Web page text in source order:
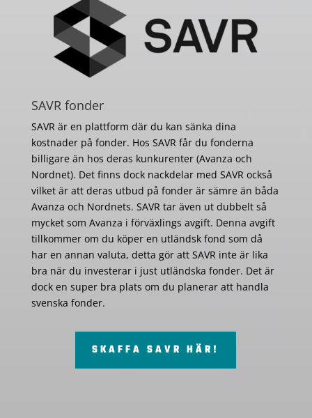
SAVR fonder
SAVR är en plattform där du kan sänka dina
kostnader på fonder. Hos SAVR får du fonderna
billigare än hos deras kunkurenter (Avanza och
Nordnet). Det finns dock nackdelar med SAVR också
vilket är att deras utbud på fonder är sämre än båda
Avanza och Nordnets. SAVR tar även ut dubbelt så
mycket som Avanza i förväxlings avgift. Denna avgift
tillkommer om du köper en utländsk fond som då
har en annan valuta, detta gör att SAVR inte är lika
bra när du investerar i just utländska fonder. Det är
dock en super bra plats om du planerar att handla
svenska fonder.
SKAFFA SAVR HÄR!